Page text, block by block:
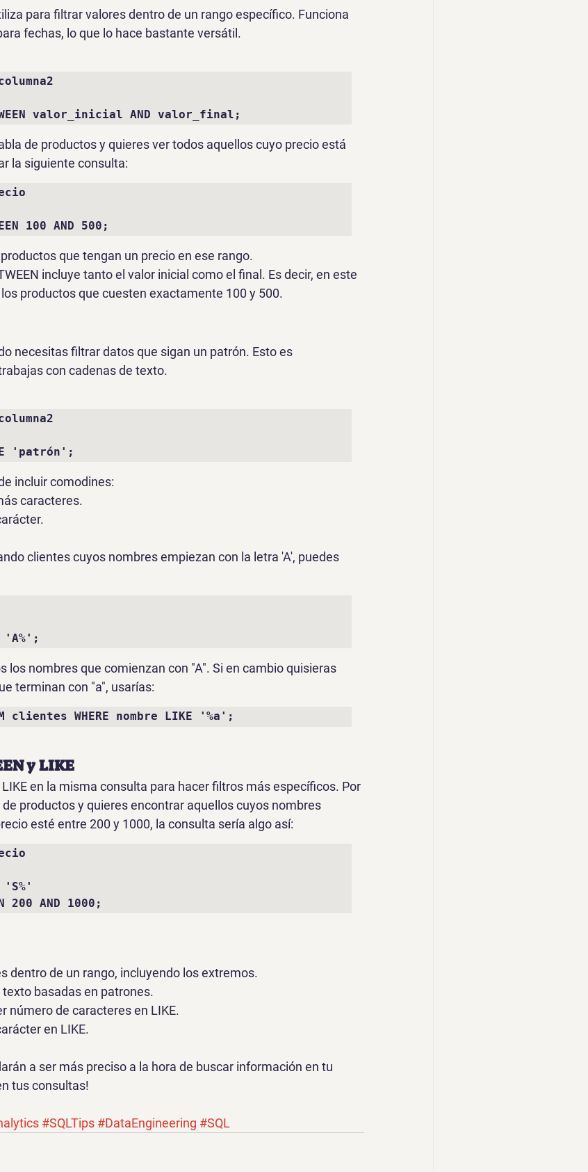
para filtrar valores dentro de un rango específico. Funciona
fechas, lo que lo hace bastante versátil.
valor_inicial AND valor_final;
de productos y quieres ver todos aquellos cuyo precio está
la siguiente consulta:
100 AND 500;
que tengan un precio en ese rango.
incluye tanto el valor inicial como el final. Es decir, en este
productos que cuesten exactamente 100 y 500.
necesitas filtrar datos que sigan un patrón. Esto es
con cadenas de texto.
'patrón';
incluir comodines:
caracteres.
clientes cuyos nombres empiezan con la letra 'A', puedes
'A%';
los nombres que comienzan con "A". Si en cambio quisieras
terminan con "a", usarías:
clientes WHERE nombre LIKE '%a';
y LIKE
LIKE en la misma consulta para hacer filtros más específicos. Por
productos y quieres encontrar aquellos cuyos nombres
esté entre 200 y 1000, la consulta sería algo así:
'S%'
200 AND 1000;
dentro de un rango, incluyendo los extremos.
texto basadas en patrones.
número de caracteres en LIKE.
en LIKE.
a ser más preciso a la hora de buscar información en tu
tus consultas!
#SQLTips #DataEngineering #SQL